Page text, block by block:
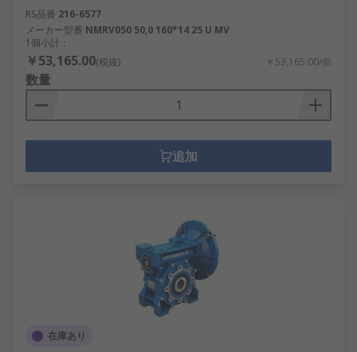
RS品番 216-6577
メーカー型番 NMRV050 50,0 160*14 25 U MV
1個小計：
￥53,165.00(税抜) ￥53,165.00/個
数量
追加
在庫あり